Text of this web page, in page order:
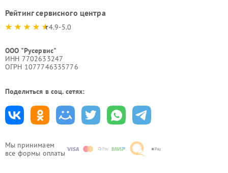
Мы принимаем
все формы оплаты
Рейтинг сервисного центра
4.9-5.0
ООО "Русервис"
ИНН 7702633247
ОГРН 1077746335776
Поделиться в соц. сетях: